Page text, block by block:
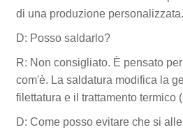
di una produzione personalizzata.
D: Posso saldarlo?
R: Non consigliato. È pensato
com'è. La saldatura modifica la
filettatura e il trattamento termico
D: Come posso evitare che si